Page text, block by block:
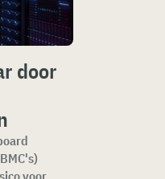
door
voor